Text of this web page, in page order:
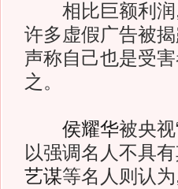
相比巨额利润,
许多虚假广告被
声称自己也是受
之。
侯耀华被央视
以强调名人不具
艺谋等名人则认